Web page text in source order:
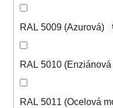
RAL 5009 (Azurová)
RAL 5010
RAL 5011 (Ocelová